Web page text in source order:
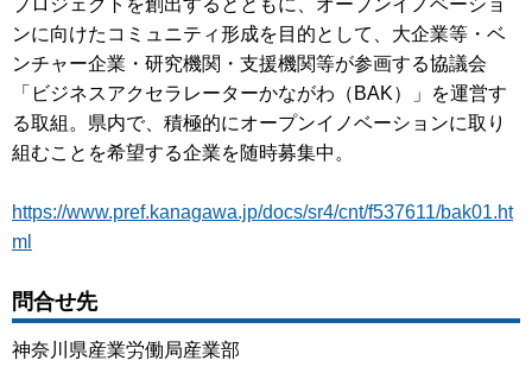
プロジェクトを創出するとともに、オープンイノベーショ
ンに向けたコミュニティ形成を目的として、大企業等・ベ
ンチャー企業・研究機関・支援機関等が参画する協議会
「ビジネスアクセラレーターかながわ（BAK）」を運営す
る取組。県内で、積極的にオープンイノベーションに取り
組むことを希望する企業を随時募集中。
https://www.pref.kanagawa.jp/docs/sr4/cnt/f537611/bak01.ht
ml
問合せ先
神奈川県産業労働局産業部